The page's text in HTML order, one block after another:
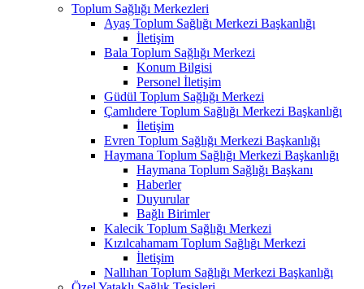
Toplum Sağlığı Merkezleri
Ayaş Toplum Sağlığı Merkezi Başkanlığı
İletişim
Bala Toplum Sağlığı Merkezi
Konum Bilgisi
Personel İletişim
Güdül Toplum Sağlığı Merkezi
Çamlıdere Toplum Sağlığı Merkezi Başkanlığı
İletişim
Evren Toplum Sağlığı Merkezi Başkanlığı
Haymana Toplum Sağlığı Merkezi Başkanlığı
Haymana Toplum Sağlığı Başkanı
Haberler
Duyurular
Bağlı Birimler
Kalecik Toplum Sağlığı Merkezi
Kızılcahamam Toplum Sağlığı Merkezi
İletişim
Nallıhan Toplum Sağlığı Merkezi Başkanlığı